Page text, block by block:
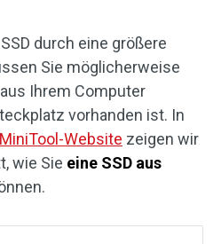
durch eine größere
Sie möglicherweise
Ihrem Computer
vorhanden ist. In
MiniTool-Website zeigen wir
wie Sie eine SSD aus